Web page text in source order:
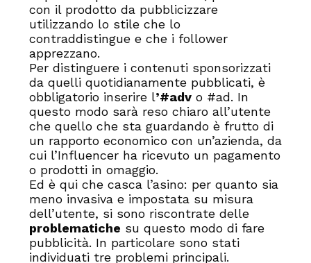
con il prodotto da pubblicizzare
utilizzando lo stile che lo
contraddistingue e che i follower
apprezzano.
Per distinguere i contenuti sponsorizzati
da quelli quotidianamente pubblicati, è
obbligatorio inserire l’#advo #ad. In
questo modo sarà reso chiaro all’utente
che quello che sta guardando è frutto di
un rapporto economico con un’azienda, da
cui l’Influencer ha ricevuto un pagamento
o prodotti in omaggio.
Ed è qui che casca l’asino: per quanto sia
meno invasiva e impostata su misura
dell’utente, si sono riscontrate delle
problematiche su questo modo di fare
pubblicità. In particolare sono stati
individuati tre problemi principali.